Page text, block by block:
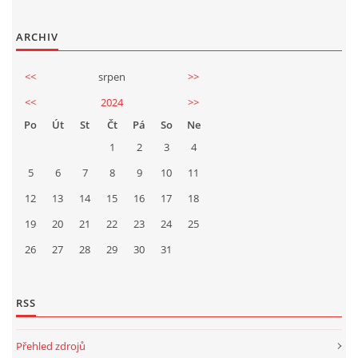
407 47 VARNSDORF
723 581 881
petrovajitka@seznam.cz
ARCHIV
<< srpen
>>
<<
2024
>>
Po
Út St Čt Pá So
Ne
1
2 3
4
5
6 7 8 9 10
11
12
13 14 15 16 17
18
19
20 21 22 23 24
25
26
27 28 29 30 31
RSS
Přehled zdrojů